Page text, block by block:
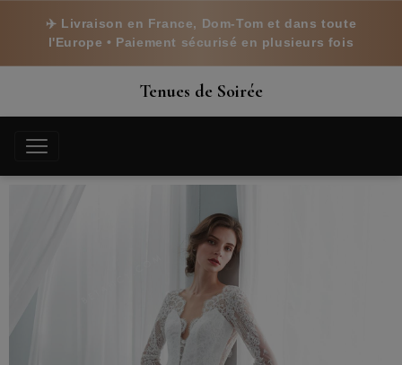
✈️ Livraison en France, Dom-Tom et dans toute
l'Europe • Paiement sécurisé en plusieurs fois
Tenues de Soirée